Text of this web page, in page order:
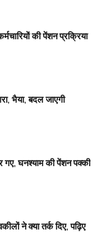
की पेंशन प्रक्रिया
भैया, बदल जाएगी
गए, घनश्याम की पेंशन पक्की
ने क्या तर्क दिए, पढ़िए